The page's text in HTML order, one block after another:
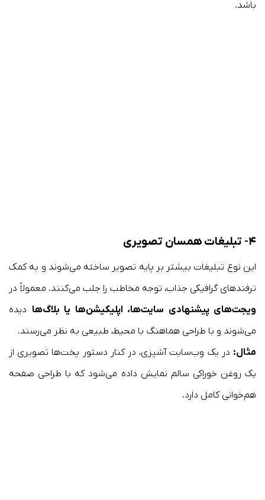
باشد.
۴- تبلیغات همسان تصویری
این نوع تبلیغات بیشتر بر پایه تصویر ساخته می‌شوند و به کمک
ترفندهای گرافیکی جذاب، توجه مخاطب را جلب می‌کنند. معمولاً در
ویجت‌های پیشنهادی سایت‌ها، اپلیکیشن‌ها یا بلاگ‌ها دیده
می‌شوند و با طراحی هماهنگ با محیط، طبیعی به نظر می‌رسند.
مثال: در یک وب‌سایت آشپزی، در کنار دستور پخت‌ها تصویری از
یک روغن خوراکی سالم نمایش داده می‌شود که با طراحی صفحه
هم‌خوانی کامل دارد.